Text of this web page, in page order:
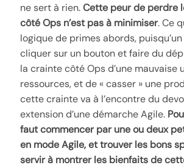
ne sert à rien.Cette peur de perdre
côté Ops n’est pas à minimiser. Ce
logique de primes abords,
cliquer sur un bouton et faire du
la crainte côté Ops d’une mauvaise
ressources, et de « casser » une
cette crainte va à l’encontre du
extension d’une démarche Agile.
faut commencer par une ou deux
en mode Agile, et trouver les bons
servir à montrer les bienfaits de